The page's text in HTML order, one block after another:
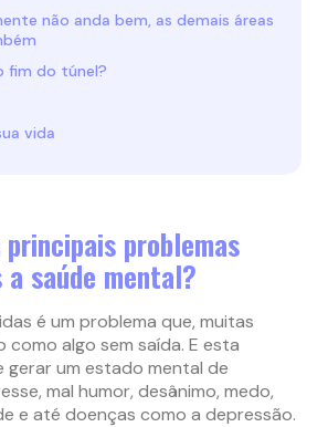
não anda bem, as demais áreas
fim do túnel?
vida
principais problemas
saúde mental?
é um problema que, muitas
como algo sem saída. E esta
um estado mental de
mal humor, desânimo, medo,
e até doenças como a depressão.